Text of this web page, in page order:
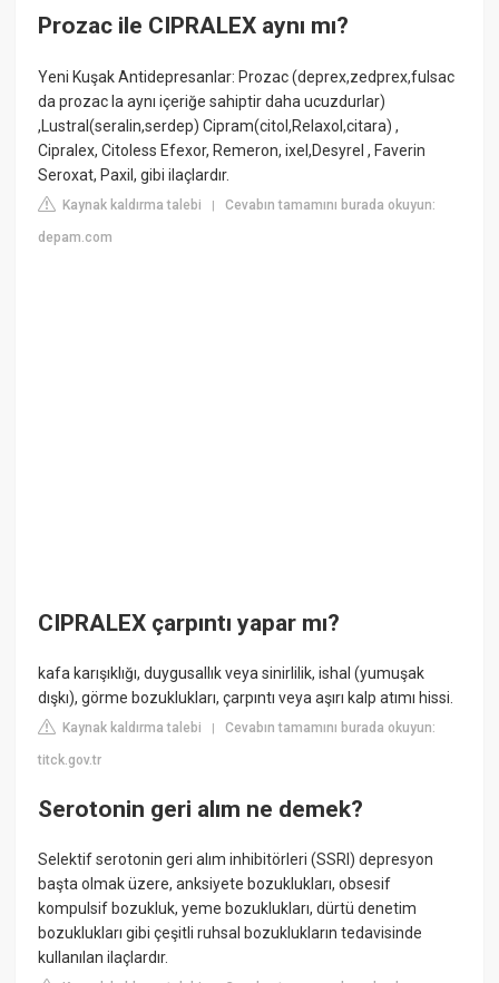
Prozac ile CIPRALEX aynı mı?
Yeni Kuşak Antidepresanlar: Prozac (deprex,zedprex,fulsac
da prozac la aynı içeriğe sahiptir daha ucuzdurlar)
,Lustral(seralin,serdep) Cipram(citol,Relaxol,citara) ,
Cipralex, Citoless Efexor, Remeron, ixel,Desyrel , Faverin
Seroxat, Paxil, gibi ilaçlardır.
Kaynak kaldırma talebi |Cevabın tamamını burada okuyun:
depam.com
CIPRALEX çarpıntı yapar mı?
kafa karışıklığı, duygusallık veya sinirlilik, ishal (yumuşak
dışkı), görme bozuklukları, çarpıntı veya aşırı kalp atımı hissi.
Kaynak kaldırma talebi |Cevabın tamamını burada okuyun:
titck.gov.tr
Serotonin geri alım ne demek?
Selektif serotonin geri alım inhibitörleri (SSRI) depresyon
başta olmak üzere, anksiyete bozuklukları, obsesif
kompulsif bozukluk, yeme bozuklukları, dürtü denetim
bozuklukları gibi çeşitli ruhsal bozuklukların tedavisinde
kullanılan ilaçlardır.